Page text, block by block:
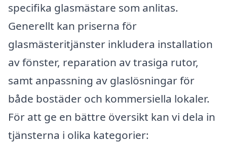
specifika glasmästare som anlitas.
Generellt kan priserna för
glasmästeritjänster inkludera installation
av fönster, reparation av trasiga rutor,
samt anpassning av glaslösningar för
både bostäder och kommersiella lokaler.
För att ge en bättre översikt kan vi dela in
tjänsterna i olika kategorier: